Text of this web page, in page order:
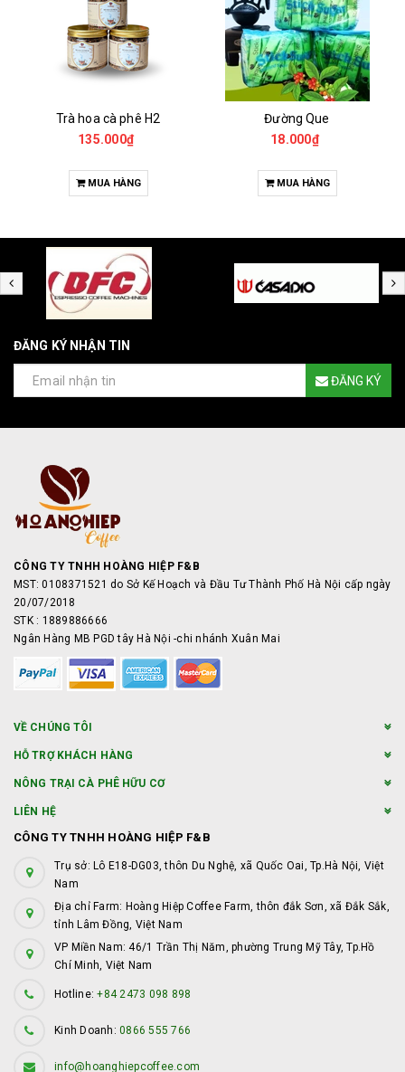
Trà hoa cà phê H2
135.000₫
MUA HÀNG
Đường Que
18.000₫
MUA HÀNG
ĐĂNG KÝ NHẬN TIN
ĐĂNG KÝ
CÔNG TY TNHH HOÀNG HIỆP F&B
MST: 0108371521 do Sở Kế Hoạch và Đầu Tư Thành Phố Hà Nội cấp ngày
20/07/2018
STK : 1889886666
Ngân Hàng MB PGD tây Hà Nội -chi nhánh Xuân Mai
VỀ CHÚNG TÔI
HỖ TRỢ KHÁCH HÀNG
NÔNG TRẠI CÀ PHÊ HỮU CƠ
LIÊN HỆ
CÔNG TY TNHH HOÀNG HIỆP F&B
Trụ sở: Lô E18-DG03, thôn Du Nghệ, xã Quốc Oai, Tp.Hà Nội, Việt
Nam
Địa chỉ Farm: Hoàng Hiệp Coffee Farm, thôn đắk Sơn, xã Đắk Sắk,
tỉnh Lâm Đồng, Việt Nam
VP Miền Nam: 46/1 Trần Thị Năm, phường Trung Mỹ Tây, Tp.Hồ
Chí Minh, Việt Nam
Hotline:+84 2473 098 898
Kinh Doanh: 0866 555 766
info@hoanghiepcoffee.com